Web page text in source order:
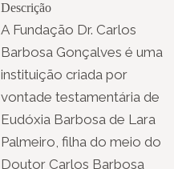
Descrição
A Fundação Dr. Carlos
Barbosa Gonçalves é uma
instituição criada por
vontade testamentária de
Eudóxia Barbosa de Lara
Palmeiro, filha do meio do
Doutor Carlos Barbosa